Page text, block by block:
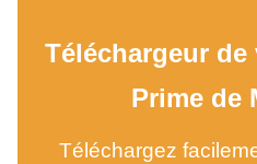
Téléchargeur
Prime de
Téléchargez